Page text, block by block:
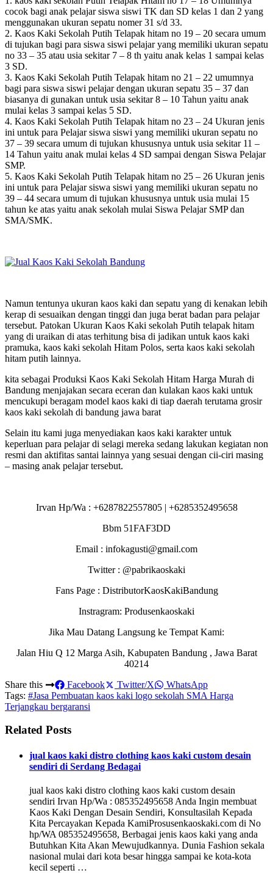
cocok bagi anak pelajar siswa siswi TK dan SD kelas 1 dan 2 yang
menggunakan ukuran sepatu nomer 31 s/d 33.
2. Kaos Kaki Sekolah Putih Telapak hitam no 19 – 20 secara umum
di tujukan bagi para siswa siswi pelajar yang memiliki ukuran sepatu
no 33 – 35 atau usia sekitar 7 – 8 th yaitu anak kelas 1 sampai kelas
3 SD.
3. Kaos Kaki Sekolah Putih Telapak hitam no 21 – 22 umumnya
bagi para siswa siswi pelajar dengan ukuran sepatu 35 – 37 dan
biasanya di gunakan untuk usia sekitar 8 – 10 Tahun yaitu anak
mulai kelas 3 sampai kelas 5 SD.
4. Kaos Kaki Sekolah Putih Telapak hitam no 23 – 24 Ukuran jenis
ini untuk para Pelajar siswa siswi yang memiliki ukuran sepatu no
37 – 39 secara umum di tujukan khususnya untuk usia sekitar 11 –
14 Tahun yaitu anak mulai kelas 4 SD sampai dengan Siswa Pelajar
SMP.
5. Kaos Kaki Sekolah Putih Telapak hitam no 25 – 26 Ukuran jenis
ini untuk para Pelajar siswa siswi yang memiliki ukuran sepatu no
39 – 44 secara umum di tujukan khususnya untuk usia mulai 15
tahun ke atas yaitu anak sekolah mulai Siswa Pelajar SMP dan
SMA/SMK.
Namun tentunya ukuran kaos kaki dan sepatu yang di kenakan lebih
kerap di sesuaikan dengan tinggi dan juga berat badan para pelajar
tersebut. Patokan Ukuran Kaos Kaki sekolah Putih telapak hitam
yang di uraikan di atas terhitung bisa di jadikan untuk kaos kaki
pramuka, kaos kaki sekolah Hitam Polos, serta kaos kaki sekolah
hitam putih lainnya.
kita sebagai Produksi Kaos Kaki Sekolah Hitam Harga Murah di
Bandung menjajakan secara eceran dan kulakan kaos kaki untuk
mencukupi beragam model kaos kaki di tiap daerah terutama grosir
kaos kaki sekolah di bandung jawa barat
Selain itu kami juga menyediakan kaos kaki karakter untuk
keperluan para pelajar di selagi mereka sedang lakukan kegiatan non
resmi dan aktifitas santai lainnya yang sesuai dengan cii-ciri masing
– masing anak pelajar tersebut.
Irvan Hp/Wa : +6287822557805 | +6285352495658
Bbm 51FAF3DD
Email : infokagusti@gmail.com
Twitter : @pabrikaoskaki
Fans Page : DistributorKaosKakiBandung
Instragram: Produsenkaoskaki
Jika Mau Datang Langsung ke Tempat Kami:
Jalan Hiu Q 12 Marga Asih, Kabupaten Bandung , Jawa Barat
40214
Share this
Facebook Twitter/X
WhatsApp
Tags: #Jasa Pembuatan kaos kaki logo sekolah SMA Harga
Terjangkau bergaransi
Related Posts
jual kaos kaki distro clothing kaos kaki custom desain
sendiri di Serdang Bedagai
jual kaos kaki distro clothing kaos kaki custom desain
sendiri Irvan Hp/Wa : 085352495658 Anda Ingin membuat
Kaos Kaki Dengan Desain Sendiri, Konsultasilah Kepada
Kita Percayakan Kepada KamiProsusenkaoskaki.com di No
hp/WA 085352495658, Berbagai jenis kaos kaki yang anda
Butuhkan Kita Akan Mewujudkannya. Dunia Fashion sekala
nasional mulai dari kota besar hingga sampai ke kota-kota
kecil seperti …